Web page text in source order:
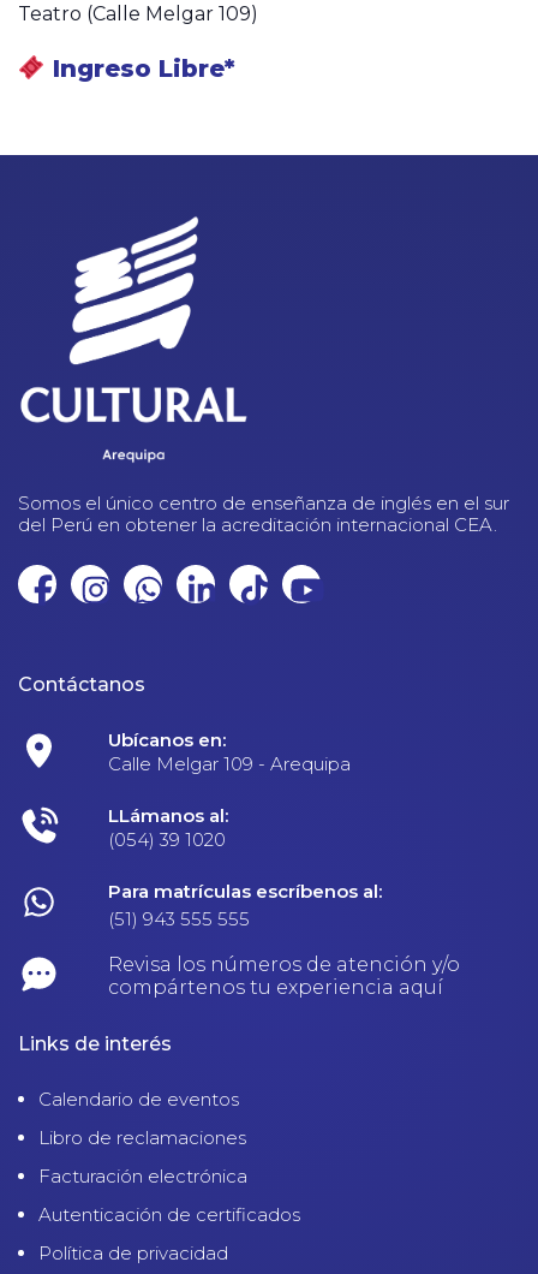
Teatro (Calle Melgar 109)
Ingreso Libre*
Somos el único centro de enseñanza de inglés en el sur
del Perú en obtener la acreditación internacional CEA.
Contáctanos
Ubícanos en:
Calle Melgar 109 - Arequipa
LLámanos al:
(054) 39 1020
Para matrículas escríbenos al:
(51) 943 555 555
Revisa los números de atención y/o
compártenos tu experiencia aquí
Links de interés
Calendario de eventos
Libro de reclamaciones
Facturación electrónica
Autenticación de certificados
Política de privacidad